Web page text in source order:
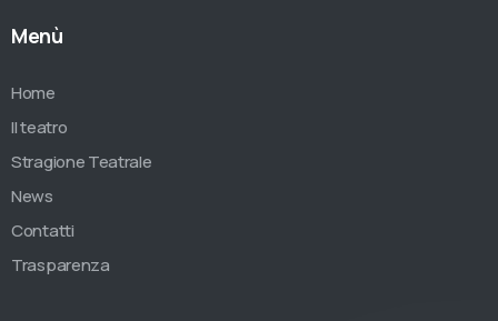
Menù
Home
Il teatro
Stragione Teatrale
News
Contatti
Trasparenza